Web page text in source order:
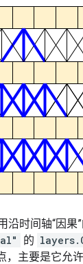
沿时间轴“因果
的
，主要是它允